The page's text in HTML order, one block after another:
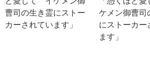
曹司の生き霊にストー
カーされています」
ケメン御曹司
にストーカー
ます」